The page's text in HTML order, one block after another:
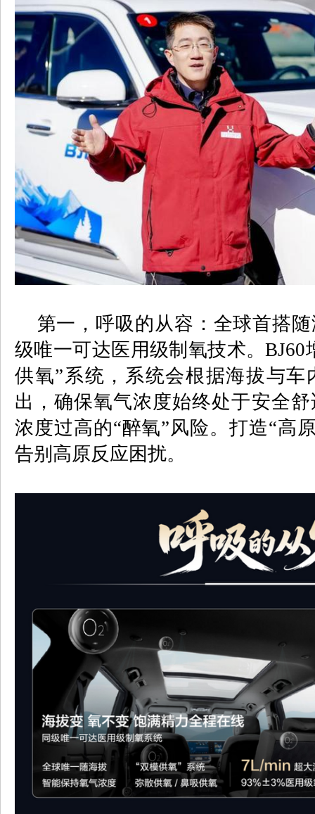
第一， 呼吸的从容：全球首搭
级唯一可达医用级制氧技术。BJ60
供氧”系统，系统会根据海拔与
出，确保氧气浓度始终处于安全
浓度过高的“醉氧”风险。打造“高
告别高原反应困扰。